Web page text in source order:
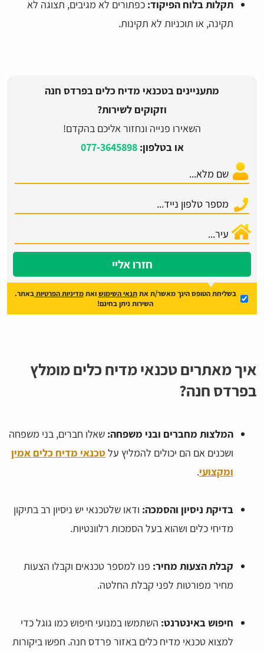
תקלות בלוח הפיקוד: כפתורים לא מגיבים, תצוגה לא
תקינה, או תוכניות לא תקינות.
מתעניינים בטכנאי מדיח כלים בפרדס חנה
וזקוקים לשירות?
השאירו פנייה ונחזור אליכם בהקדם!
או בטלפון:077-3645898
חזרו אליי
בשליחת הטופס הינך מאשר/ת אתתנאי השימושואתמדיניות הפרטיות באתר.
השירות ניתן בחינם!
איך מאתרים טכנאי מדיח כלים מומלץ
בפרדס חנה?
המלצות מחברים ובני משפחה: שאלו חברים, בני משפחה
ושכנים אם הם יכולים להמליץ עלטכנאי מדיח כלים אמין
ומקצועי.
בדיקת ניסיון והסמכה: ודאו שלטכנאי יש ניסיון רב בתיקון
מדיחי כלים ושהוא בעל הסמכות רלוונטיות.
קבלת הצעות מחיר: פנו למספר טכנאים וקבלו הצעות
מחיר מפורטות לפני קבלת החלטה.
חיפוש באינטרנט: השתמשו במנועי חיפוש כמו גוגל כדי
למצוא טכנאי מדיח כלים באזור פרדס חנה. חפשו ביקורות